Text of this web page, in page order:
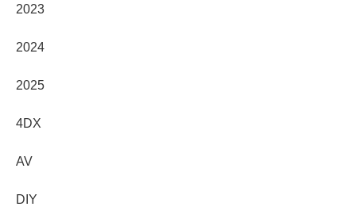
2023
2024
2025
4DX
AV
DIY